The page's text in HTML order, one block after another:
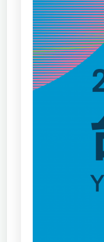
研究中心
通識教學部
獨立學術單位